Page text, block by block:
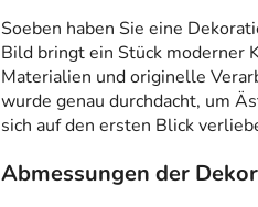
Soeben haben Sie eine
Bild bringt ein Stück moderner
Materialien und originelle
wurde genau durchdacht, um
sich auf den ersten Blick
Abmessungen der